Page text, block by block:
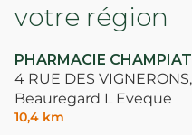
votre région
PHARMACIE
4 RUE DES VIGNERONS,
Beauregard L Eveque
10,4 km